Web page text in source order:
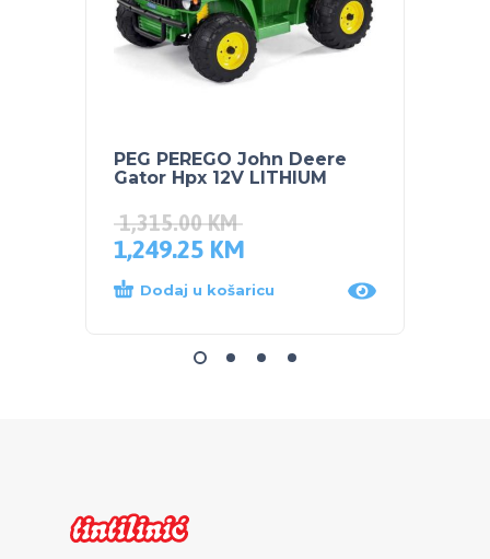
PEG PEREGO John Deere
Gator Hpx 12V LITHIUM
1,315.00KM
1,249.25 KM
Dodaj u košaricu